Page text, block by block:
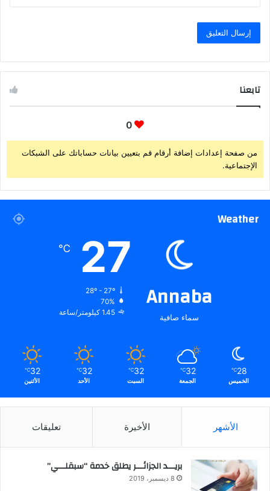
تابعنا
0
من صفحة إعدادات إضافة أرقام قم بتعيين بيانات حساباتك على الشبكات
الإجتماعية.
Weather
Annaba
سماء صافية
27
℃
28º - 27º
70%
1.45 كيلومتر/ساعة
28
℃
الخميس
32
℃
الجمعة
32
℃
السبت
32
℃
الأحد
32
℃
الأثنين
الأشهر الأخيرة تعليقات
بريـــد الجزائـــر يطلق خدمة “سبقلـــي”
8 ديسمبر، 2019